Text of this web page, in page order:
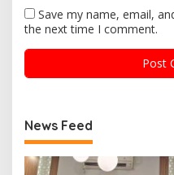
Save my name, email,
the next time I comment.
News Feed